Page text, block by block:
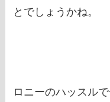
とでしょうかね。
ロニーのハッスル